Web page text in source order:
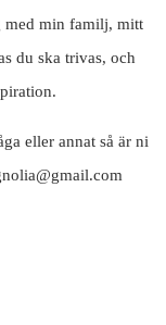
med min familj, mitt
du ska trivas, och
eller annat så är ni